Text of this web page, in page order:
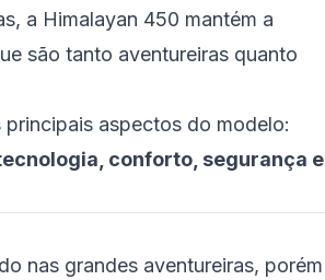
a Himalayan 450 mantém a
são tanto aventureiras quanto
aspectos do modelo:
conforto, segurança e
nas grandes aventureiras, porém